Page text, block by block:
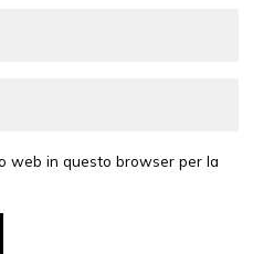
web in questo browser per la